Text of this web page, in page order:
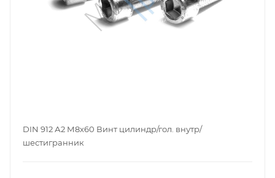
DIN 912 А2 М8х60 Винт цилиндр/гол. внутр/
шестигранник